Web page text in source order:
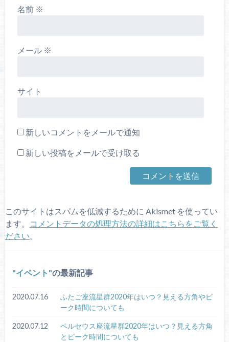
名前 ※
メール ※
サイト
新しいコメントをメールで通知
新しい投稿をメールで受け取る
このサイトはスパムを低減するために Akismet を使ってい
ます。
コメントデータの処理方法の詳細はこちらをご覧く
ださい。
イベント の最新記事
2020.07.16
ふたご座流星群2020年はいつ？見える方角やピ
ーク時間についても
2020.07.12
ペルセウス座流星群2020年はいつ？見える方角
とピーク時間についても